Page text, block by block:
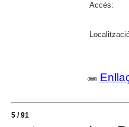
Accés:
5 / 91